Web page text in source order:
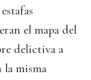
el mapa del
delictiva a
la misma